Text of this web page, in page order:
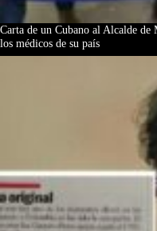
Carta de un Cubano al Alcalde
los médicos de su país